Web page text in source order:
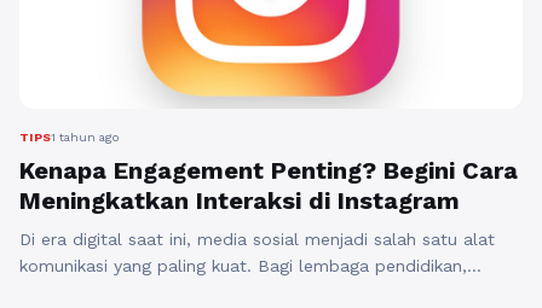
TIPS1 tahun ago
Kenapa Engagement Penting? Begini Cara
Meningkatkan Interaksi di Instagram
Di era digital saat ini, media sosial menjadi salah satu alat
komunikasi yang paling kuat. Bagi lembaga pendidikan,